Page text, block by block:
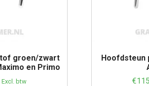
groen/zwart
en Primo
Excl. btw
Hoofdsteun
€